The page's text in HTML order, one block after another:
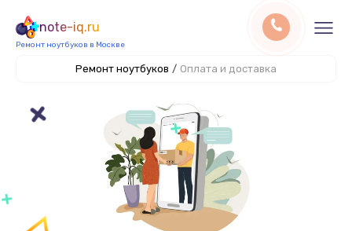
note-iq.ru
Ремонт ноутбуков в Москве
Ремонт ноутбуков / Оплата и доставка